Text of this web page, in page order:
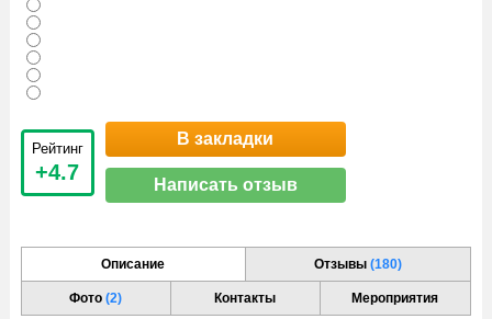
Рейтинг
+4.7
В закладки
Написать отзыв
Описание Отзывы (180)
Фото(2) Контакты Мероприятия